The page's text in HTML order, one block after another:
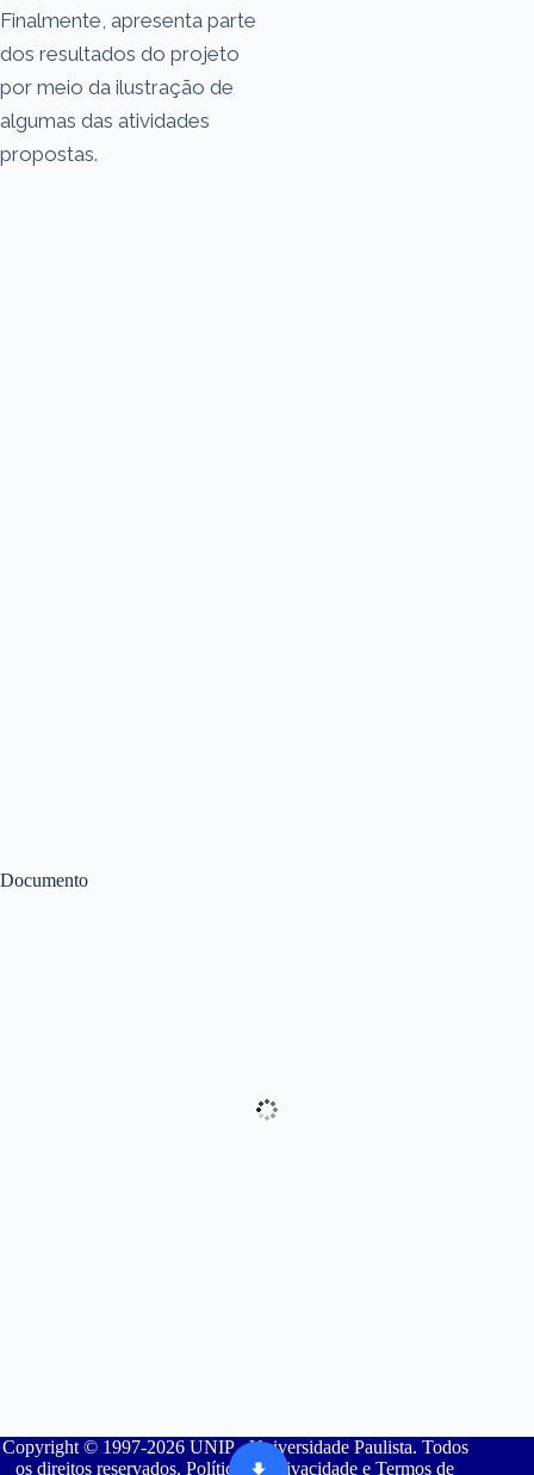
Documento
Finalmente, apresenta parte
dos resultados do projeto
por meio da ilustração de
algumas das atividades
propostas.
Copyright © 1997-2026 UNIP - Universidade Paulista. Todos
os direitos reservados. Política de Privacidade e Termos de